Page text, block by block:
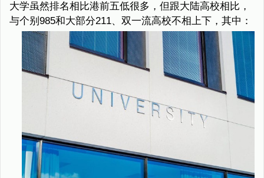
大学虽然排名相比港前五低很多，但跟大陆高校相比，
与个别985和大部分211、双一流高校不相上下，其中：